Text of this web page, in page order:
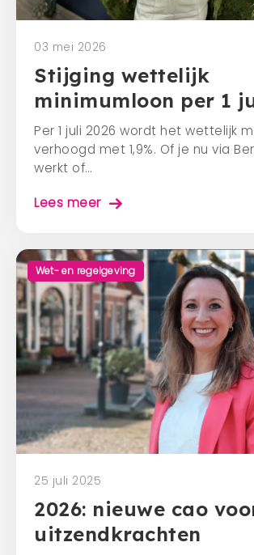
03 mei 2026
Stijging wettelijk
minimumloon per 1
Per 1 juli 2026 wordt het wettelijk
verhoogd met 1,9%. Of je nu via
werkt of…
Lees meer
Wet- en regelgeving
25 juli 2025
2026: nieuwe cao
uitzendkrachten